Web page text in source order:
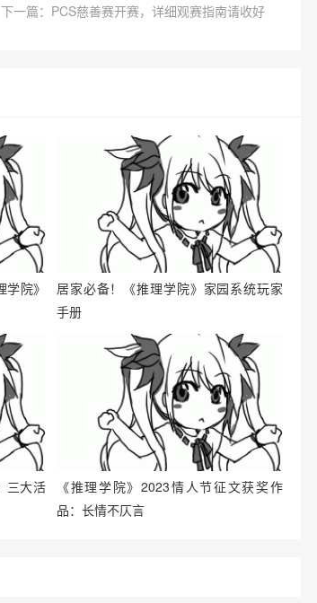
下一篇：PCS慈善赛开赛，详细观赛指南请收好
院》
居家必备！《推理学院》家园系统玩家
手册
三大活
《推理学院》2023情人节征文获奖作
品：长情不仄言